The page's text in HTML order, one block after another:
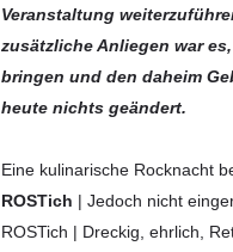
Veranstaltung
zusätzliche Anliegen war
bringen und den daheim
heute nichts geändert.
Eine kulinarische Rocknacht
ROSTich | Jedoch nicht
ROSTich | Dreckig, ehrlich,